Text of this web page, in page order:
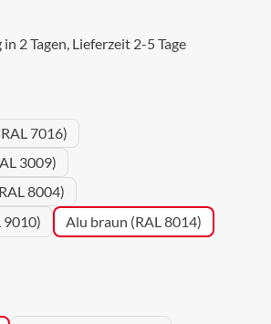
2 Tagen, Lieferzeit 2-5 Tage
7016)
3009)
8004)
9010)
Alu braun (RAL 8014)